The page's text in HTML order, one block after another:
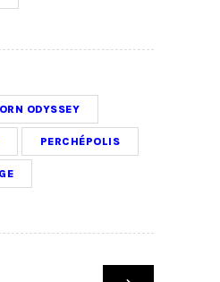
ODYSSEY
PERCHÉPOLIS